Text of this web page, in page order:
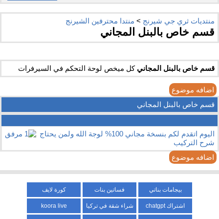
منتديات ثري جي شيرنج > منتدا محترفين الشيرنج
قسم خاص بالبنل المجاني
قسم خاص بالبنل المجاني كل ميخص لوحة التحكم في السيرفرات
اضافه موضوع
قسم خاص بالبنل المجاني
اليوم اتقدم لكم بنسخة مجاني 100% لوجة الله ولمن يحتاج
شرح التركيب
اضافه موضوع
بيجامات بناتي فساتين بنات كورة لايف
اشتراك chatgpt شراء شقة في تركيا koora live